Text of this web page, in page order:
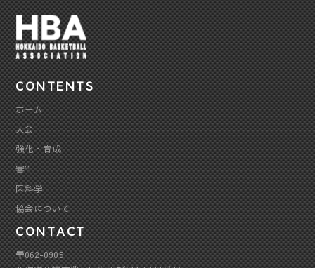
CONTENTS
ホーム
大会
強化・育成
審判
医科学
協会について
CONTACT
〒062-0905